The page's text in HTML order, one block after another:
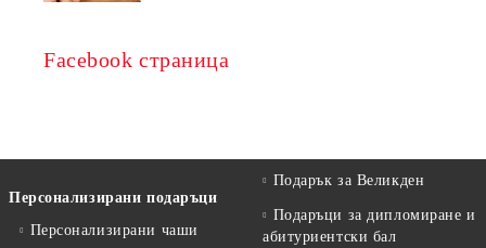
Facebook страница
Персонализирани подаръци
Персонализирани чаши
Подарък за Великден
Подаръци за дипломиране и
абитуриентски бал